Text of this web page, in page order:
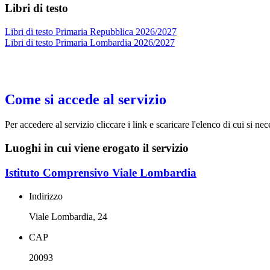
Libri di testo
Libri di testo Primaria Repubblica 2026/2027
Libri di testo Primaria Lombardia 2026/2027
Come si accede al servizio
Per accedere al servizio cliccare i link e scaricare l'elenco di cui si
Luoghi in cui viene erogato il servizio
Istituto Comprensivo Viale Lombardia
Indirizzo
Viale Lombardia, 24
CAP
20093